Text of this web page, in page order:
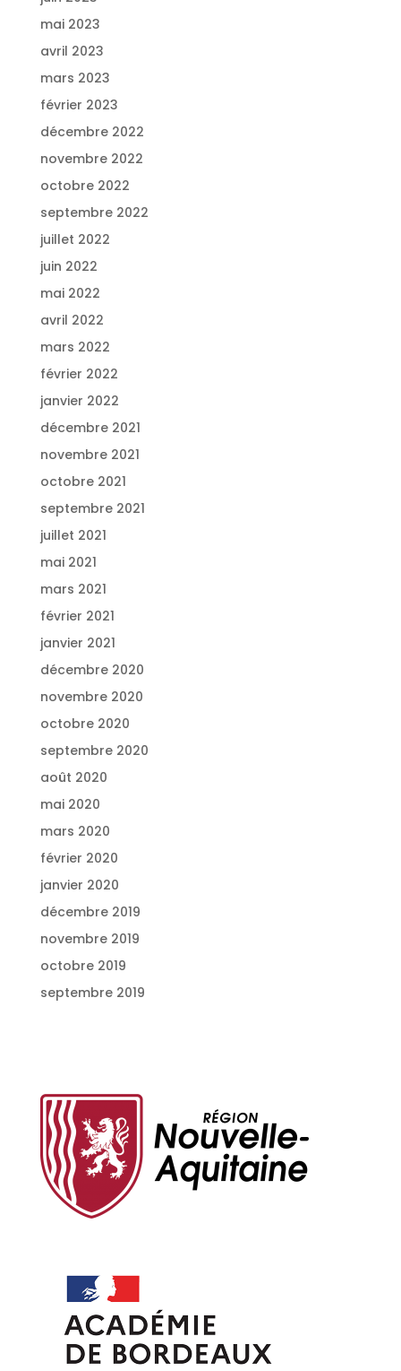
mai 2023
avril 2023
mars 2023
février 2023
décembre 2022
novembre 2022
octobre 2022
septembre 2022
juillet 2022
juin 2022
mai 2022
avril 2022
mars 2022
février 2022
janvier 2022
décembre 2021
novembre 2021
octobre 2021
septembre 2021
juillet 2021
mai 2021
mars 2021
février 2021
janvier 2021
décembre 2020
novembre 2020
octobre 2020
septembre 2020
août 2020
mai 2020
mars 2020
février 2020
janvier 2020
décembre 2019
novembre 2019
octobre 2019
septembre 2019